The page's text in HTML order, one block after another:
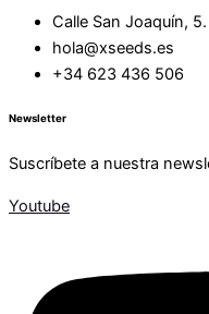
Calle San Joaquín,
hola@xseeds.es
+34 623 436 506
Newsletter
Suscríbete a nuestra
Youtube